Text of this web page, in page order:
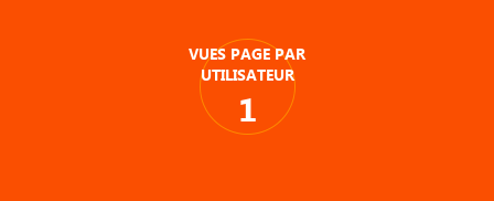
VUES PAGE PAR
UTILISATEUR
1